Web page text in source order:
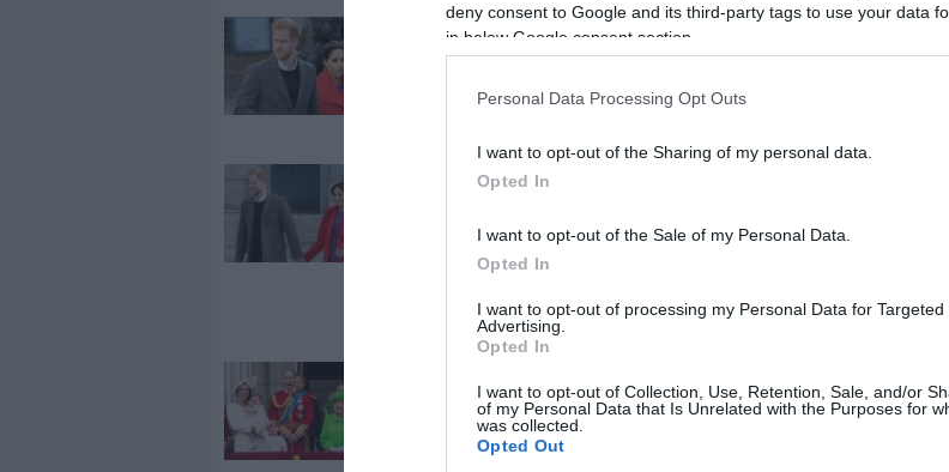
deny consent to Google and its third-party tags to use your data
in below Google consent section.
Personal Data Processing Opt Outs
I want to opt-out of the Sharing of my personal data.
Opted In
I want to opt-out of the Sale of my Personal Data.
Opted In
I want to opt-out of processing my Personal Data for Targeted
Advertising.
Opted In
I want to opt-out of Collection, Use, Retention, Sale, and/or
of my Personal Data that Is Unrelated with the Purposes for
was collected.
Opted Out
2020-03-19.
Harry herceget
felőrli az
Meghan Markle
2019-04-11.
így akarja
megszülni a
meghívta
édesanyját
Hivatalosan a kis
hercegek nem is
Kate és Vilmos
Meghan Markle